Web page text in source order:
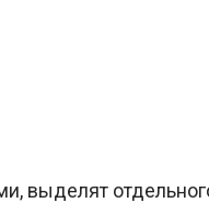
выделят